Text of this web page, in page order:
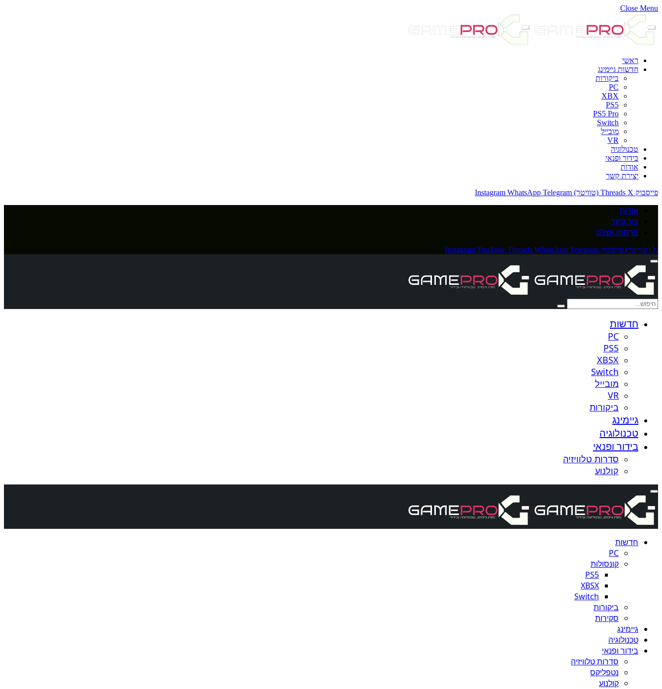
Close Menu
ראשי
חדשות גיימינג
ביקורות
PC
XBX
PS5
PS5 Pro
Switch
מובייל
VR
טכנולוגיה
בידור ופנאי
אודות
יצירת קשר
פייסבוק
Threads X (טוויטר) Instagram WhatsApp Telegram
אודות
צור קשר
פרסמו אצלנו
X (טוויטר) פייסבוק InstagramYouTube Threads WhatsApp Telegram
חדשות
PC
PS5
XBSX
Switch
מובייל
VR
ביקורות
גיימינג
טכנולוגיה
בידור ופנאי
סדרות טלוויזיה
קולנוע
חדשות
PC
קונסולות
PS5
XBSX
Switch
ביקורות
סקירות
גיימינג
טכנולוגיה
בידור ופנאי
סדרות טלוויזיה
נטפליקס
קולנוע